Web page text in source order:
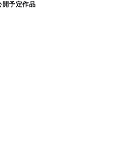
開予定作品